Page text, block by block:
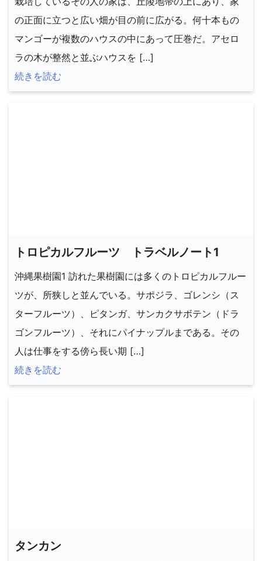
の正面に立つと広い畑が目の前に広がる。何十本もの
マンゴーが複数のハウスの中にあって圧巻だ。アセロ
ラの木が整然と並ぶハウスを […]
続きを読む
トロピカルフルーツ トラベルノート1
沖縄果樹園1 訪れた果樹園には多くのトロピカルフルー
ツが、所狭しと並んでいる。サポジラ、ゴレンシ（ス
ターフルーツ）、ピタンガ、サンカクサボテン（ドラ
ゴンフルーツ）、それにパイナップルまである。その
人は仕事をする傍ら長い期 […]
続きを読む
タンカン